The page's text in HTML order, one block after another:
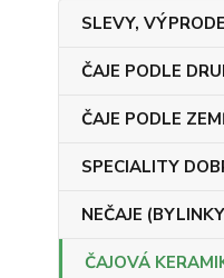
SLEVY,
ČAJE PODLE
ČAJE PODLE
SPECIALITY
NEČAJE
ČAJOVÁ